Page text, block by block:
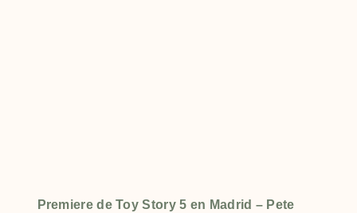
Premiere de Toy Story 5 en Madrid – Pete